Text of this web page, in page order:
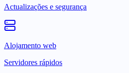
Actualizações e segurança
Alojamento web
Servidores rápidos